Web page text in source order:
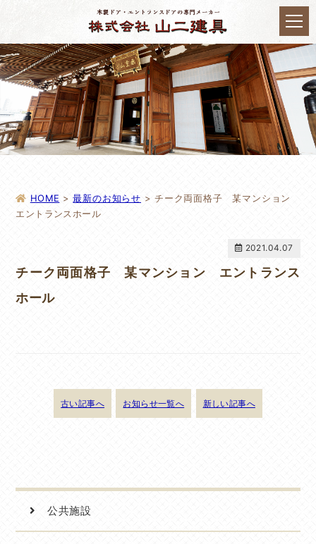
HOME >最新のお知らせ > チーク両面格子 某マンション
エントランスホール
チーク両面格子 某マンション エントランス
ホール
2021.04.07
古い記事へ お知らせ一覧へ 新しい記事へ
公共施設